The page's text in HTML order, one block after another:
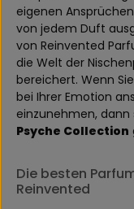
eigenen
von jedem Duft
von Reinvented
die Welt der
bereichert. Wenn
bei Ihrer Emotion
einzunehmen, dann
Psyche Collection
Die besten
Reinvented